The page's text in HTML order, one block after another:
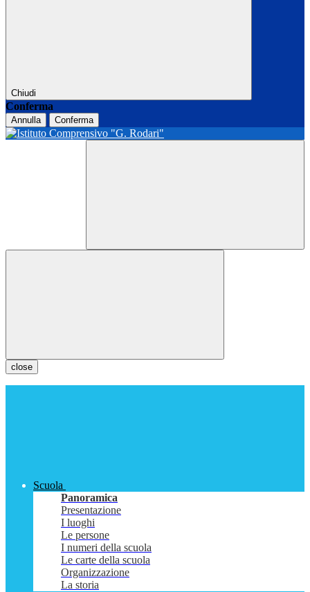
Chiudi
Conferma
Annulla Conferma
close
Scuola
Panoramica
Presentazione
I luoghi
Le persone
I numeri della scuola
Le carte della scuola
Organizzazione
La storia